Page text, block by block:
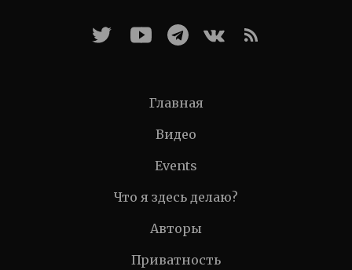
Главная
Видео
Events
Что я здесь делаю?
Авторы
Приватность